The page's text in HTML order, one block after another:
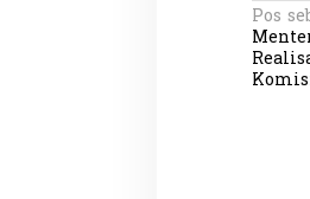
N
a
v
Pos